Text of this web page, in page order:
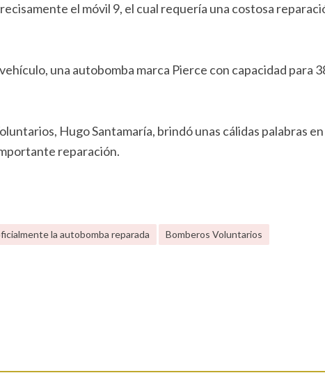
el móvil 9, el cual requería una costosa
una autobomba marca Pierce con capacidad para
Hugo Santamaría, brindó unas cálidas palabras en
reparación.
la autobomba reparada
Bomberos Voluntarios